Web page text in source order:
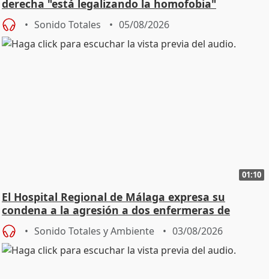
derecha "está legalizando la homofobia"
Sonido Totales 05/08/2026
01:10
El Hospital Regional de Málaga expresa su
condena a la agresión a dos enfermeras de
Urgencias
Sonido Totales y Ambiente 03/08/2026